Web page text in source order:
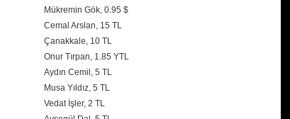
Mükremin Gök, 0.95 $
Cemal Arslan, 15 TL
Çanakkale, 10 TL
Onur Tırpan, 1.85 YTL
Aydın Cemil, 5 TL
Musa Yıldız, 5 TL
Vedat İşler, 2 TL